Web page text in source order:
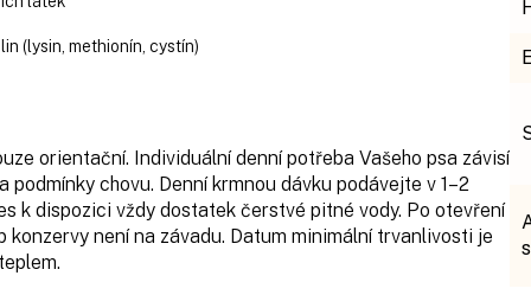
(lysin, methionín, cystín)
orientační. Individuální denní potřeba Vašeho psa závisí
chovu. Denní krmnou dávku podávejte v 1–2
k dispozici vždy dostatek čerstvé pitné vody. Po otevření
není na závadu. Datum minimální trvanlivosti je